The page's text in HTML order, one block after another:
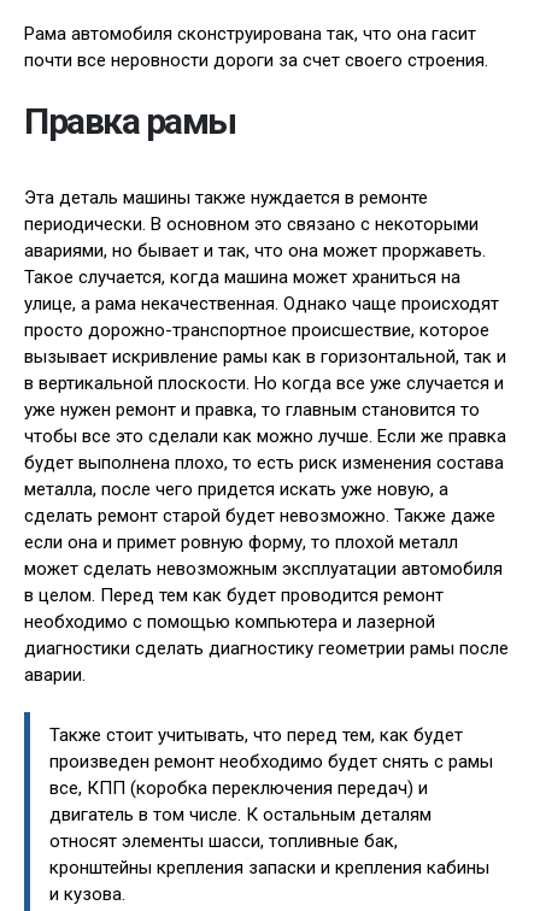
Рама автомобиля сконструирована так, что она гасит
почти все неровности дороги за счет своего строения.
Правка рамы
Эта деталь машины также нуждается в ремонте
периодически. В основном это связано с некоторыми
авариями, но бывает и так, что она может проржаветь.
Такое случается, когда машина может храниться на
улице, а рама некачественная. Однако чаще происходят
просто дорожно-транспортное происшествие, которое
вызывает искривление рамы как в горизонтальной, так и
в вертикальной плоскости. Но когда все уже случается и
уже нужен ремонт и правка, то главным становится то
чтобы все это сделали как можно лучше. Если же правка
будет выполнена плохо, то есть риск изменения состава
металла, после чего придется искать уже новую, а
сделать ремонт старой будет невозможно. Также даже
если она и примет ровную форму, то плохой металл
может сделать невозможным эксплуатации автомобиля
в целом. Перед тем как будет проводится ремонт
необходимо с помощью компьютера и лазерной
диагностики сделать диагностику геометрии рамы после
аварии.
Также стоит учитывать, что перед тем, как будет
произведен ремонт необходимо будет снять с рамы
все, КПП (коробка переключения передач) и
двигатель в том числе. К остальным деталям
относят элементы шасси, топливные бак,
кронштейны крепления запаски и крепления кабины
и кузова.